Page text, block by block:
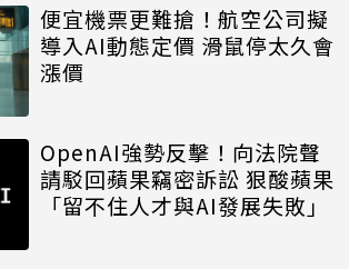
便宜機票更難搶！航空公司擬
導入AI動態定價 滑鼠停太久會
漲價
OpenAI強勢反擊！向法院聲
請駁回蘋果竊密訴訟 狠酸蘋果
「留不住人才與AI發展失敗」